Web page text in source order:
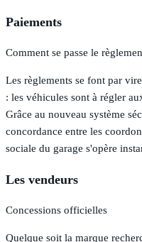
Paiements
Comment se passe le
Les règlements se font par
: les véhicules sont à régler
Grâce au nouveau système
concordance entre les
sociale du garage s'opère
Les vendeurs
Concessions officielles
Quelque soit la marque